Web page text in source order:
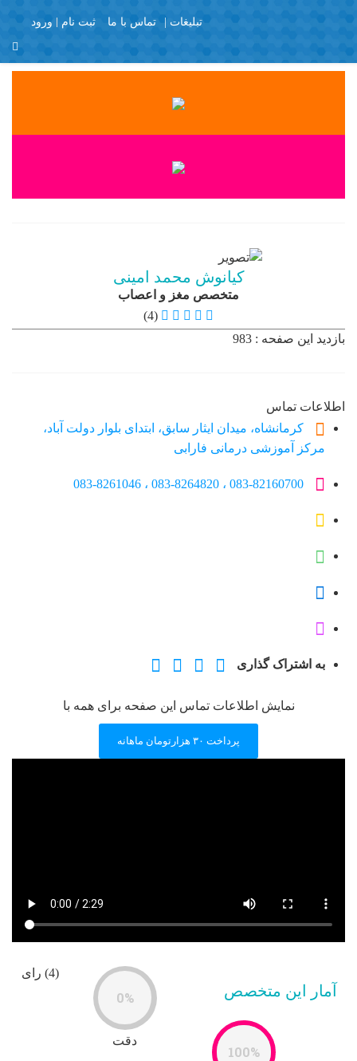
منو
Join Us
برگه نمونه
ثبت نام
خانه
متخصص مغز و اعصاب
مطالب
ناحیه کاربری
ورود ثبت نام تماس با ما تبلیغات |
کیانوش محمد امینی
متخصص مغز و اعصاب
(4)
بازدید این صفحه : 983
اطلاعات تماس
کرمانشاه، میدان ایثار سابق، ابتدای بلوار دولت آباد،
مرکز آموزشی درمانی فارابی
083-82160700 ، 083-8264820 ، 083-8261046
به اشتراک گذاری
نمایش اطلاعات تماس این صفحه برای همه با
پرداخت ۳۰ هزارتومان ماهانه
آمار این متخصص
(4) رای
0%
دقت
100%